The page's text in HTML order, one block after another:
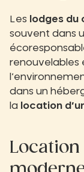
Les lodges du
souvent dans
renouvelables
dans un
la
location